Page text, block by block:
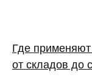
Где применяют
от складов до